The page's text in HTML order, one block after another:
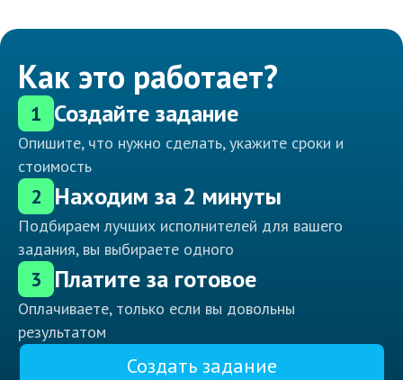
Как это работает?
1 Создайте задание
Опишите, что нужно сделать, укажите сроки и
стоимость
2 Находим за 2 минуты
Подбираем лучших исполнителей для вашего
задания, вы выбираете одного
3 Платите за готовое
Оплачиваете, только если вы довольны
результатом
Создать задание